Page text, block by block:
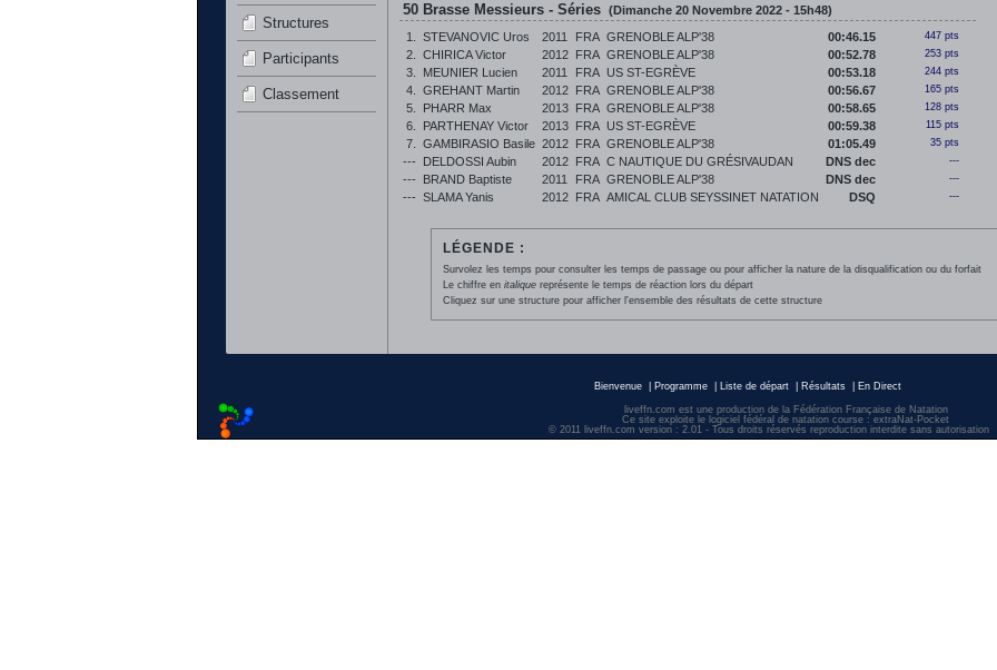
Structures
Participants
Classement
50 Brasse Messieurs - Séries (Dimanche 20 Novembre 2022 - 15h48)
1.
STEVANOVIC Uros 2011 FRA GRENOBLE ALP'38 00:46.15 447 pts
2. CHIRICA Victor 2012 FRA GRENOBLE ALP'38 00:52.78 253 pts
3. MEUNIER Lucien 2011 FRA US ST-EGRÈVE 00:53.18 244 pts
4. GREHANT Martin 2012 FRA GRENOBLE ALP'38 00:56.67 165 pts
5. PHARR Max 2013 FRA GRENOBLE ALP'38 00:58.65 128 pts
6. PARTHENAY Victor 2013 FRA US ST-EGRÈVE 00:59.38 115 pts
7. GAMBIRASIO Basile 2012 FRA GRENOBLE ALP'38 01:05.49 35 pts
--- DELDOSSI Aubin 2012 FRA C NAUTIQUE DU GRÉSIVAUDAN DNS dec ---
--- BRAND Baptiste 2011 FRA GRENOBLE ALP'38 DNS dec ---
--- SLAMA Yanis 2012 FRA AMICAL CLUB SEYSSINET NATATION DSQ ---
LÉGENDE :
Survolez les temps pour consulter les temps de passage ou pour afficher la nature de la disqualification ou du forfait
Le chiffre en italiquereprésente le temps de réaction lors du départ
Cliquez sur une structure pour afficher l'ensemble des résultats de cette structure
Bienvenue Programme Liste de départ Résultats En Direct
liveffn.com est une production de la Fédération Française de Natation
Ce site exploite le logiciel fédéral de natation course : extraNat-Pocket
© 2011 liveffn.com version : 2.01 - Tous droits réservés reproduction interdite sans autorisation